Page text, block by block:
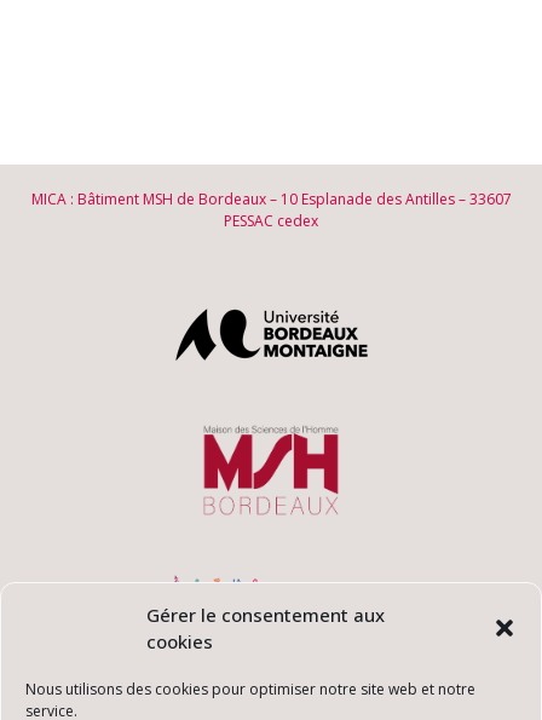
Gérer le consentement aux
cookies
Nous utilisons des cookies pour optimiser notre site web et notre
service.
MICA : Bâtiment MSH de Bordeaux – 10 Esplanade des Antilles – 33607
PESSAC cedex